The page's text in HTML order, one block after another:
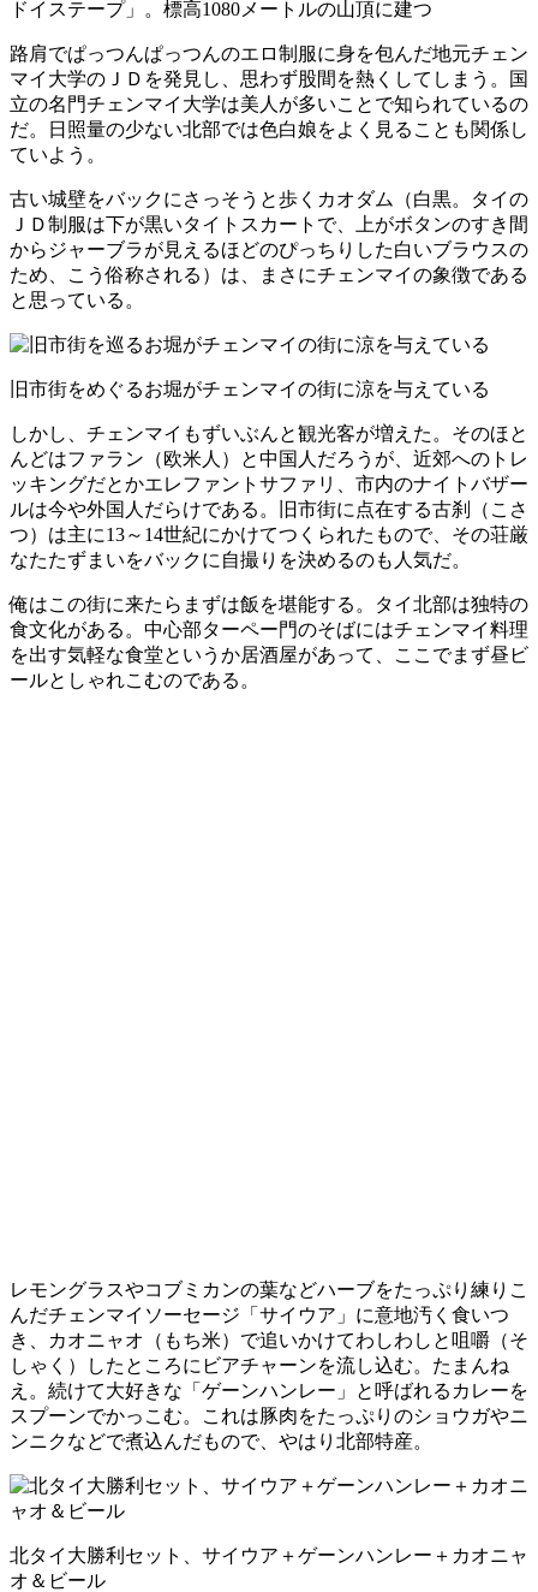
ドイステープ」。標高1080メートルの山頂に建つ
路肩でぱっつんぱっつんのエロ制服に身を包んだ地元チェン
マイ大学のＪＤを発見し、思わず股間を熱くしてしまう。国
立の名門チェンマイ大学は美人が多いことで知られているの
だ。日照量の少ない北部では色白娘をよく見ることも関係し
ていよう。
古い城壁をバックにさっそうと歩くカオダム（白黒。タイの
ＪＤ制服は下が黒いタイトスカートで、上がボタンのすき間
からジャーブラが見えるほどのぴっちりした白いブラウスの
ため、こう俗称される）は、まさにチェンマイの象徴である
と思っている。
旧市街をめぐるお堀がチェンマイの街に涼を与えている
しかし、チェンマイもずいぶんと観光客が増えた。そのほと
んどはファラン（欧米人）と中国人だろうが、近郊へのトレ
ッキングだとかエレファントサファリ、市内のナイトバザー
ルは今や外国人だらけである。旧市街に点在する古刹（こさ
つ）は主に13～14世紀にかけてつくられたもので、その荘厳
なたたずまいをバックに自撮りを決めるのも人気だ。
俺はこの街に来たらまずは飯を堪能する。タイ北部は独特の
食文化がある。中心部ターペー門のそばにはチェンマイ料理
を出す気軽な食堂というか居酒屋があって、ここでまず昼ビ
ールとしゃれこむのである。
レモングラスやコブミカンの葉などハーブをたっぷり練りこ
んだチェンマイソーセージ「サイウア」に意地汚く食いつ
き、カオニャオ（もち米）で追いかけてわしわしと咀嚼（そ
しゃく）したところにビアチャーンを流し込む。たまんね
え。続けて大好きな「ゲーンハンレー」と呼ばれるカレーを
スプーンでかっこむ。これは豚肉をたっぷりのショウガやニ
ンニクなどで煮込んだもので、やはり北部特産。
北タイ大勝利セット、サイウア＋ゲーンハンレー＋カオニャ
オ＆ビール